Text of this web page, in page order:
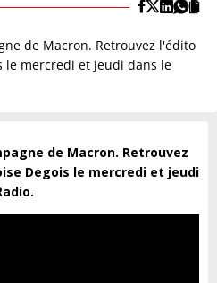
de Macron. Retrouvez l'édito
le mercredi et jeudi dans le
de Macron. Retrouvez
Degois le mercredi et jeudi